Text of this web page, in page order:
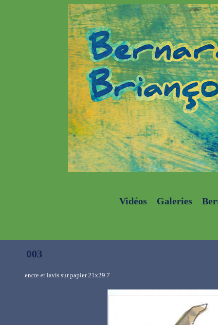
Vidéos Galeries
003
encre et lavis sur papier 21x29.7